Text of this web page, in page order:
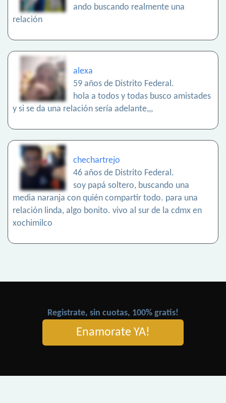
ando buscando realmente una
relación
alexa
59 años de Distrito Federal.
hola a todos y todas busco amistades
y si se da una relación sería adelante,,,
chechartrejo
46 años de Distrito Federal.
soy papá soltero, buscando una
media naranja con quién compartir todo. para una
relación linda, algo bonito. vivo al sur de la cdmx en
xochimilco
Registrate, sin cuotas, 100% gratis!
Enamorate YA!